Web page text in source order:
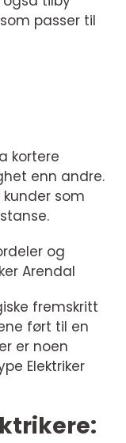
passer til
kortere
enn andre.
som
og
Arendal
fremskritt
ført til en
er noen
Elektriker